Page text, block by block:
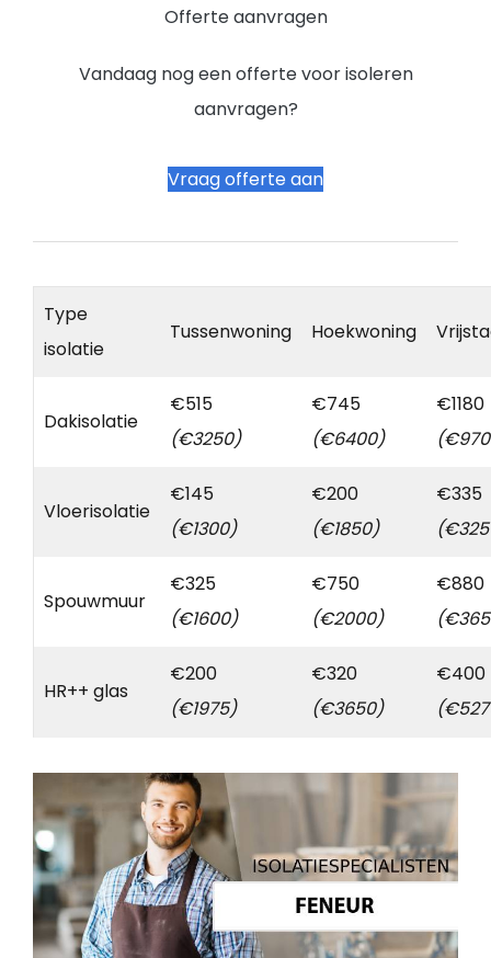
Offerte aanvragen
Vandaag nog een offerte voor isoleren
aanvragen?
Vraag offerte aan
Type
isolatie
Tussenwoning Hoekwoning
Dakisolatie
€515
(€3250)
€745
(€6400)
€1180
Vloerisolatie
€145
(€1300)
€200
(€1850)
€335
Spouwmuur
€325
(€1600)
€750
(€2000)
€880
HR++ glas
€200
(€1975)
€320
(€3650)
€400